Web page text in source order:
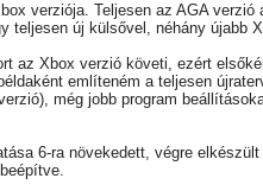
verziója. Teljesen az AGA verzió
teljesen új külsővel, néhány újabb
az Xbox verzió követi, ezért
említeném a teljesen
még jobb program
6-ra növekedett, végre